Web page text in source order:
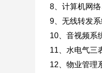
8、计算机网
9、无线转发
10、音视频系
11、水电气三
12、物业管理